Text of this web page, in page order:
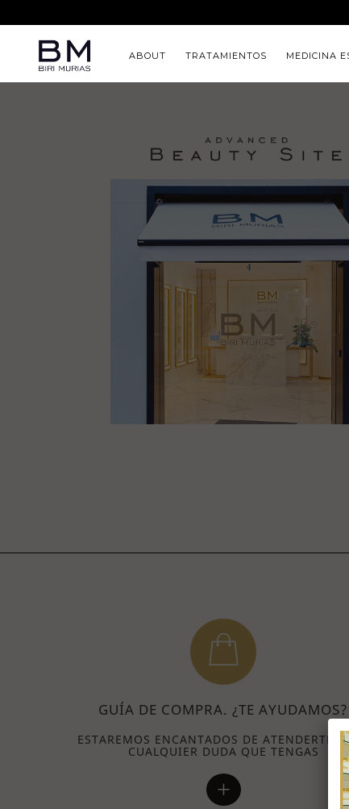
ABOUT TRATAMIENTOS MEDICINA
GUÍA DE COMPRA. ¿TE AYUDAMOS?
ESTAREMOS ENCANTADOS DE ATENDERTE
CUALQUIER DUDA QUE TENGAS
+